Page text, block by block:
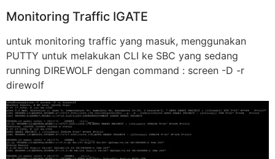
Monitoring Traffic IGATE
untuk monitoring traffic yang masuk, menggunakan
PUTTY untuk melakukan CLI ke SBC yang sedang
running DIREWOLF dengan command : screen -D -r
direwolf